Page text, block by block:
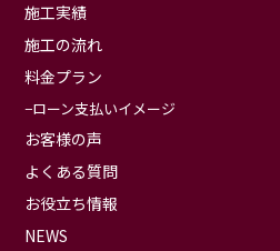
施工実績
施工の流れ
料金プラン
ローン支払いイメージ
お客様の声
よくある質問
お役立ち情報
NEWS